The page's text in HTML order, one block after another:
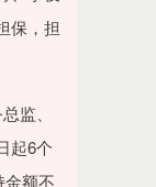
保，担
监、
起6个
额不